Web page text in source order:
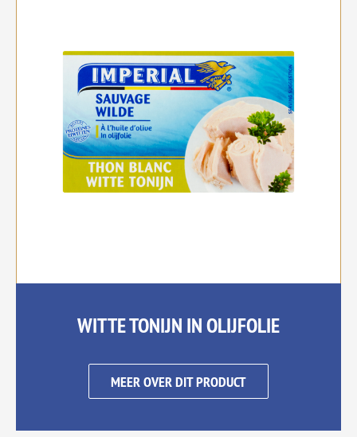
WITTE TONIJN IN OLIJFOLIE
MEER OVER DIT PRODUCT